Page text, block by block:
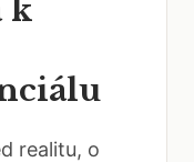
k
realitu, o